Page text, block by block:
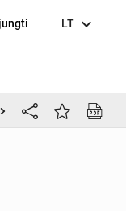
LT expand_more